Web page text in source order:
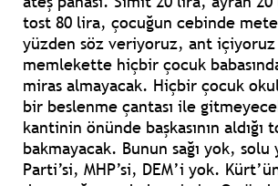
tost 80 lira, çocuğun cebinde
yüzden söz veriyoruz, ant
memlekette hiçbir çocuk
miras almayacak. Hiçbir çocuk
bir beslenme çantası ile
kantinin önünde başkasının aldığı
bakmayacak. Bunun sağı yok, solu
Parti’si, MHP’si, DEM’i yok.